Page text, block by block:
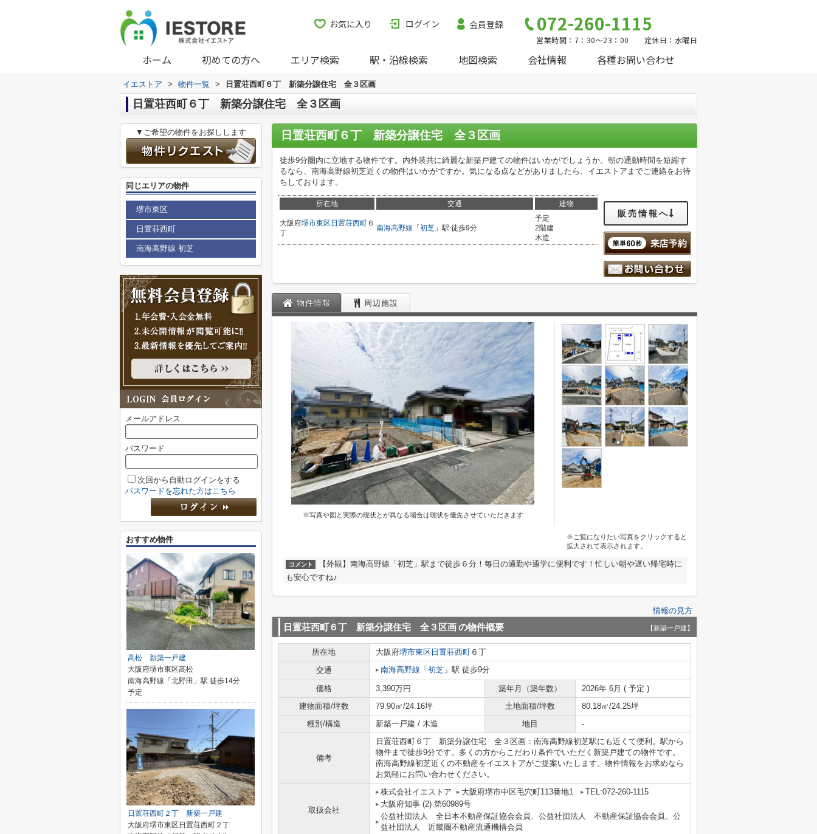
お気に入り ログイン 会員登録 072-260-1115
営業時間：7：30～23：00 定休日：水曜日
ホーム 初めての方へ エリア検索 駅・沿線検索 地図検索 会社情報 各種お問い合わせ
イエストア > 物件一覧 > 日置荘西町６丁 新築分譲住宅 全３区画
日置荘西町６丁 新築分譲住宅 全３区画
日置荘西町６丁 新築分譲住宅 全３区画
徒歩9分圏内に立地する物件です。内外装共に綺麗な新築戸建ての物件はいかがでしょうか。朝の通勤時間を短縮す
るなら、南海高野線初芝近くの物件はいかがですか。気になる点などがありましたら、イエストアまでご連絡をお待
ちしております。
所在地 交通 建物
大阪府堺市東区 日置荘西町 ６
丁
南海高野線 「 初芝 」駅 徒歩9分
予定
2階建
木造
販売情報へ
物件情報 周辺施設
※写真や図と実際の現状とが異なる場合は現状を優先させていただきます
※ご覧になりたい写真をクリックすると
拡大されて表示されます。
コメント
【外観】南海高野線「初芝」駅まで徒歩６分！毎日の通勤や通学に便利です！忙しい朝や遅い帰宅時に
も安心ですね♪
情報の見方
日置荘西町６丁 新築分譲住宅 全３区画の物件概要 【新築一戸建】
所在地 大阪府堺市東区 日置荘西町 ６丁
交通
南海高野線 「 初芝 」駅 徒歩9分
価格 3,390万円 築年月（築年数）
2026年 6月 ( 予定 )
建物面積/坪数
79.90㎡/24.16坪 土地面積/坪数
80.18㎡/24.25坪
種別/構造
新築一戸建 / 木造 地目 -
備考
日置荘西町６丁 新築分譲住宅 全３区画：南海高野線初芝駅にも近くて便利。駅から
物件まで徒歩9分です。多くの方からこだわり条件でいただく新築戸建ての物件です。
南海高野線初芝近くの不動産をイエストアがご提案いたします。物件情報をお求めなら
お気軽にお問い合わせください。
取扱会社
株式会社イエストア 大阪府堺市中区毛穴町113番地1
TEL:072-260-1115
大阪府知事 (2) 第60989号
公益社団法人 全日本不動産保証協会会員、公益社団法人 不動産保証協会会員、公
益社団法人 近畿圏不動産流通機構会員
▼ご希望の物件をお探しします
同じエリアの物件
堺市東区
日置荘西町
南海高野線 初芝
メールアドレス
パスワード
次回から自動ログインをする
パスワードを忘れた方はこちら
おすすめ物件
高松 新築一戸建
大阪府堺市東区高松
南海高野線「北野田」駅 徒歩14分
予定
日置荘西町２丁 新築一戸建
大阪府堺市東区日置荘西町２丁